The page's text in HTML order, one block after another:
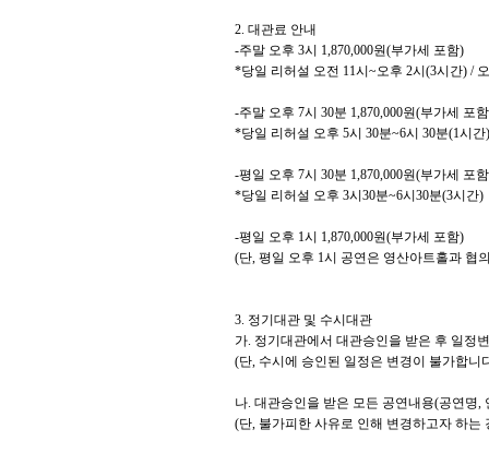
2. 대관료 안내
-주말 오후 3시 1,870,000원(부가세 포함)
*당일 리허설 오전 11시 ~오후 2시 (3시간) /
-주말 오후 7시 30분 1,870,000원(부가세 포함
*당일 리허설 오후 5시 30분~6시 30분(1시간
-평일 오후 7시 30분 1,870,000원(부가세 포함
*당일 리허설 오후 3시 30분~6시 30분(3시간)
-평일 오후 1시 1,870,000원(부가세 포함)
(단, 평일 오후 1시 공연은 영산아트홀과 협
3. 정기대관 및 수시대관
가. 정기대관에서 대관승인을 받은 후 일정
(단, 수시에 승인된 일정은 변경이 불가합니
나. 대관승인을 받은 모든 공연내용(공연명,
(단, 불가피한 사유로 인해 변경하고자 하